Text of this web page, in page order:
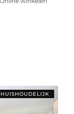
HUISHOUDELIJK